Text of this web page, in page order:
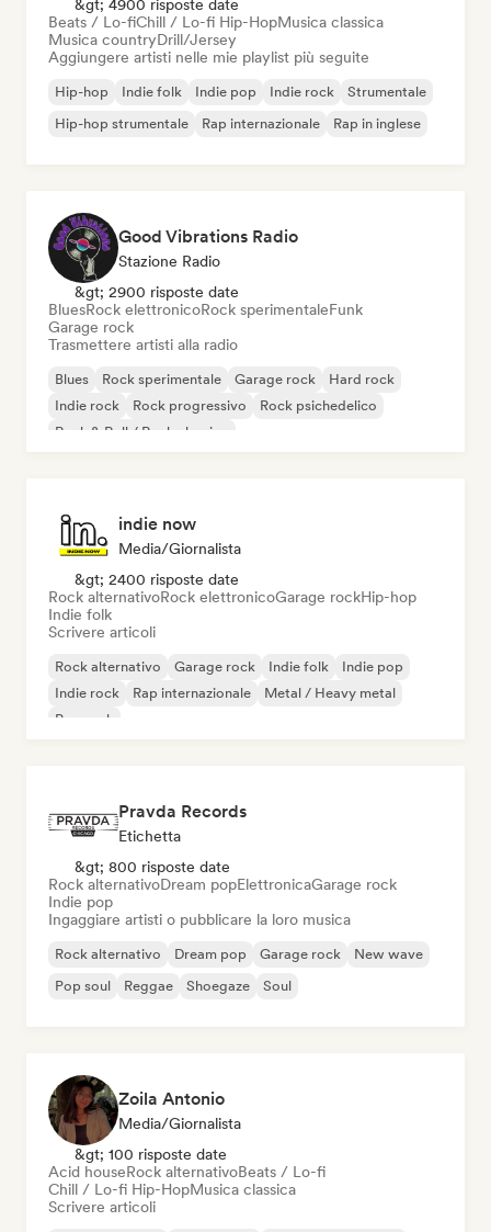
&gt; 4900 risposte date
Beats / Lo-fiChill / Lo-fi Hip-HopMusica classica
Musica countryDrill/Jersey
Aggiungere artisti nelle mie playlist più seguite
Hip-hop Indie folk Indie pop Indie rock
Strumentale
Hip-hop strumentale
Rap internazionale Rap in inglese
Good Vibrations Radio
Stazione Radio
&gt; 2900 risposte date
BluesRock elettronicoRock sperimentaleFunk
Garage rock
Trasmettere artisti alla radio
Blues Rock sperimentale Garage rock
Hard rock
Indie rock
Rock progressivo
Rock psichedelico
Rock & Roll / Rock classico
indie now
Media/Giornalista
&gt; 2400 risposte date
Rock alternativoRock elettronicoGarage rockHip-hop
Indie folk
Scrivere articoli
Rock alternativo Garage rock Indie folk
Indie pop
Indie rock
Rap internazionale
Metal / Heavy metal
Pop rock
Pravda Records
Etichetta
&gt; 800 risposte date
Rock alternativoDream popElettronicaGarage rock
Indie pop
Ingaggiare artisti o pubblicare la loro musica
Rock alternativo Dream pop Garage rock
New wave
Pop soul
Reggae Shoegaze Soul
Zoila Antonio
Media/Giornalista
&gt; 100 risposte date
Acid houseRock alternativoBeats / Lo-fi
Chill / Lo-fi Hip-HopMusica classica
Scrivere articoli